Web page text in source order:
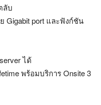
ลับ
Gigabit port และฟังก์ชัน
ได้
พร้อมบริการ Onsite 3